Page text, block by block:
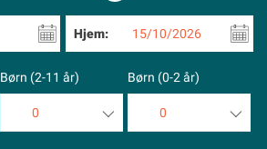
Hjem: 15/10/2026
Børn (2-11 år)
0
Børn (0-2 år)
0